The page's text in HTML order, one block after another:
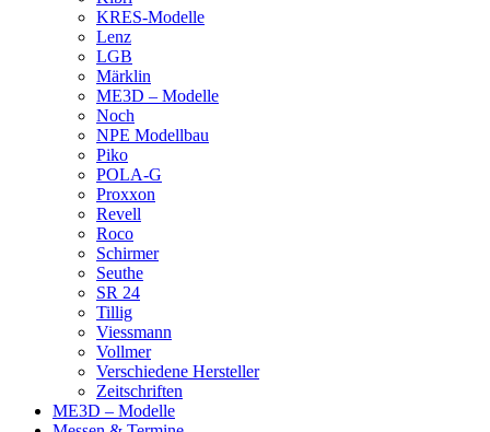
KRES-Modelle
Lenz
LGB
Märklin
ME3D – Modelle
Noch
NPE Modellbau
Piko
POLA-G
Proxxon
Revell
Roco
Schirmer
Seuthe
SR 24
Tillig
Viessmann
Vollmer
Verschiedene Hersteller
Zeitschriften
ME3D – Modelle